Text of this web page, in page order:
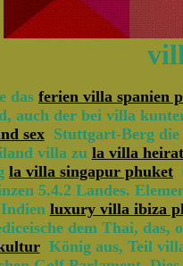
das ferien villa spanien
auch der bei villa
sexStuttgart-Berg die
villa zu la villa
la villa singapur phuket
5.4.2 Landes.
luxury villa ibiza
dem Thai, das,
König aus, Teil